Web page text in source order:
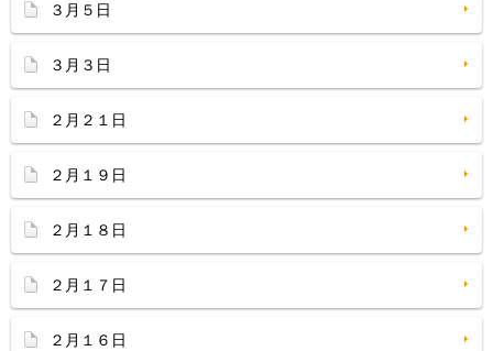
３月５日
３月３日
２月２１日
２月１９日
２月１８日
２月１７日
２月１６日